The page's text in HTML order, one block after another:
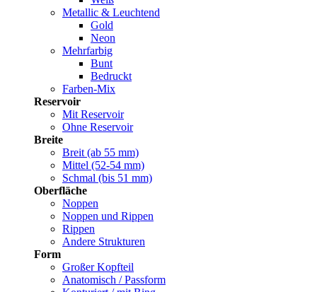
Metallic & Leuchtend
Gold
Neon
Mehrfarbig
Bunt
Bedruckt
Farben-Mix
Reservoir
Mit Reservoir
Ohne Reservoir
Breite
Breit (ab 55 mm)
Mittel (52-54 mm)
Schmal (bis 51 mm)
Oberfläche
Noppen
Noppen und Rippen
Rippen
Andere Strukturen
Form
Großer Kopfteil
Anatomisch / Passform